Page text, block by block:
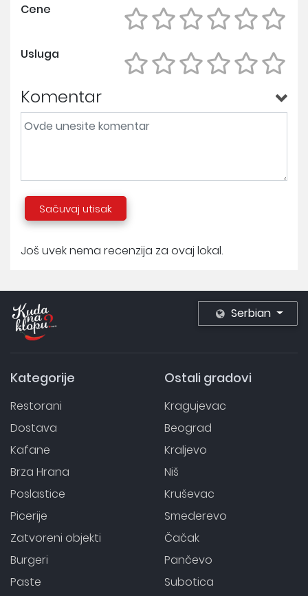
Još uvek nema recenzija za ovaj lokal.
Cene
Usluga
Komentar
Sačuvaj utisak
Serbian
Kategorije
Restorani
Dostava
Kafane
Brza Hrana
Poslastice
Picerije
Zatvoreni objekti
Burgeri
Paste
Ostali gradovi
Kragujevac
Beograd
Kraljevo
Niš
Kruševac
Smederevo
Čačak
Pančevo
Subotica